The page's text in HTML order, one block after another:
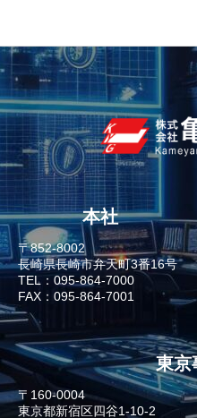
本社
〒852-8002
長崎県長崎市弁天町3番16号
TEL：095-864-7000
FAX：095-864-7001
東京
〒160-0004
東京都新宿区四谷1-10-2